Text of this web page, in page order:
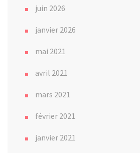
juin 2026
janvier 2026
mai 2021
avril 2021
mars 2021
février 2021
janvier 2021